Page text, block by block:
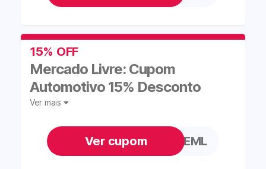
15% OFF
Mercado Livre: Cupom
Automotivo 15% Desconto
Ver mais
CORREML